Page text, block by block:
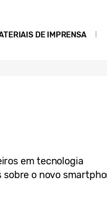
DE IMPRENSA
em tecnologia
o novo